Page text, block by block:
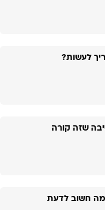
לעשות?
שזה קורה
מה חשוב לדעת